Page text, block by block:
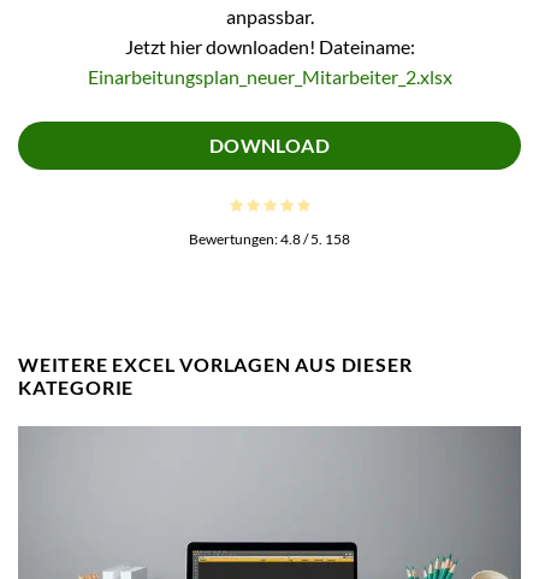
anpassbar.
Jetzt hier downloaden! Dateiname:
Einarbeitungsplan_neuer_Mitarbeiter_2.xlsx
DOWNLOAD
Bewertungen:4.8/ 5. 158
WEITERE EXCEL VORLAGEN AUS DIESER
KATEGORIE